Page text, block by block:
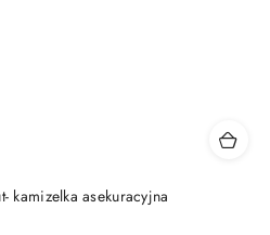
kamizelka asekuracyjna